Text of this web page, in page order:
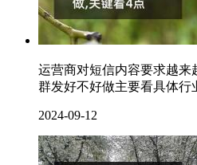
运营商对短信内容要求越来
群发好不好做主要看具体行
2024-09-12